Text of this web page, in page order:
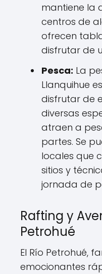
mantiene la
centros de
ofrecen
disfrutar de
Pesca: La
Llanquihue
disfrutar de
diversas
atraen a
partes. Se
locales que
sitios y
jornada de
Rafting y
Petrohué
El Río Petrohué,
emocionantes